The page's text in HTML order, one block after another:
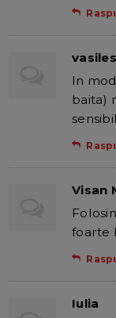
In
baita)
Visan
foarte
Iulia